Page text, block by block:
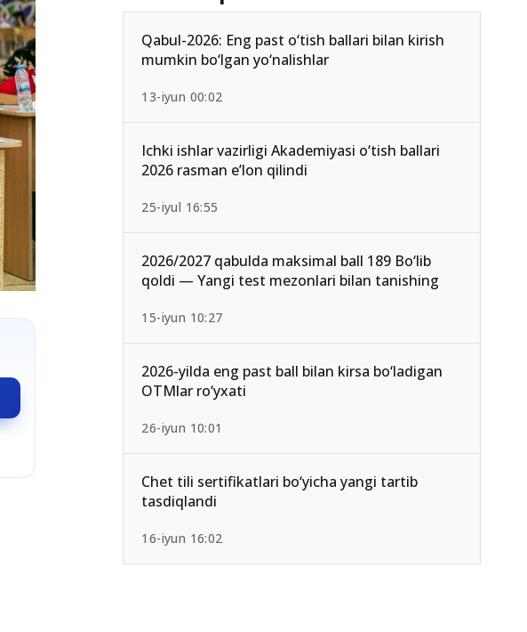
Qabul-2026: Eng past o‘tish ballari bilan kirish
mumkin bo‘lgan yo‘nalishlar
13-iyun 00:02
Ichki ishlar vazirligi Akademiyasi o‘tish ballari
2026 rasman e’lon qilindi
25-iyul 16:55
2026/2027 qabulda maksimal ball 189 Bo‘lib
qoldi — Yangi test mezonlari bilan tanishing
15-iyun 10:27
2026-yilda eng past ball bilan kirsa bo‘ladigan
OTMlar ro‘yxati
26-iyun 10:01
Chet tili sertifikatlari bo‘yicha yangi tartib
tasdiqlandi
16-iyun 16:02